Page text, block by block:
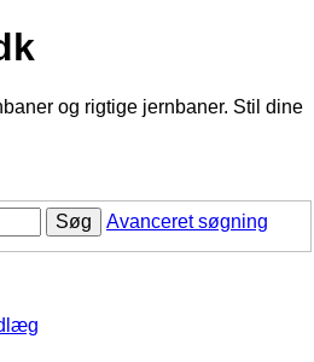
og rigtige jernbaner. Stil dine
Søg Avanceret søgning